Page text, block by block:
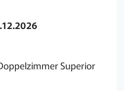
Superior